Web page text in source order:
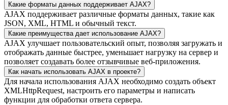
Какие форматы данных поддерживает AJAX?
AJAX поддерживает различные форматы данных, такие как
JSON, XML, HTML и обычный текст.
Какие преимущества дает использование AJAX?
AJAX улучшает пользовательский опыт, позволяя загружать и
отображать данные быстрее, уменьшает нагрузку на сервер и
позволяет создавать более отзывчивые веб-приложения.
Как начать использовать AJAX в проекте?
Для начала использования AJAX необходимо создать объект
XMLHttpRequest, настроить его параметры и написать
функции для обработки ответа сервера.